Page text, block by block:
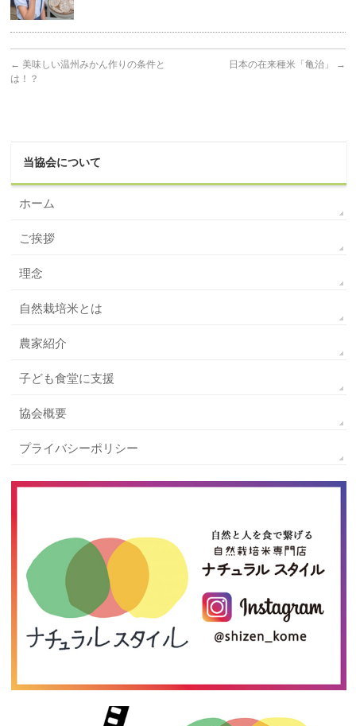
← 美味しい温州みかん作りの条件と
は！？
日本の在来種米「亀治」 →
当協会について
ホーム
ご挨拶
理念
自然栽培米とは
農家紹介
子ども食堂に支援
協会概要
プライバシーポリシー